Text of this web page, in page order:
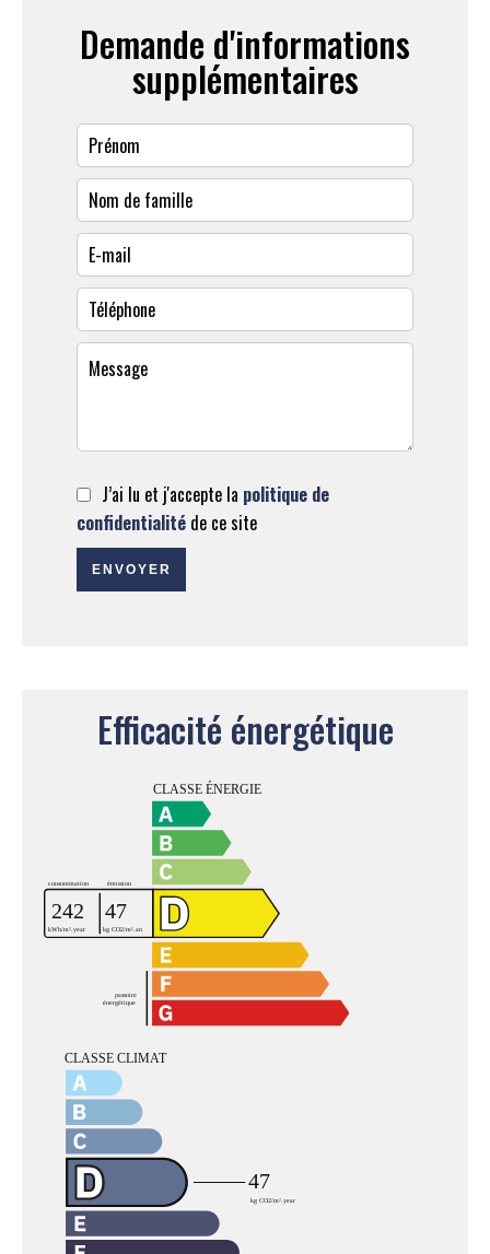
Demande d'informations
supplémentaires
J’ai lu et j'accepte la politique de
confidentialité de ce site
ENVOYER
Efficacité énergétique